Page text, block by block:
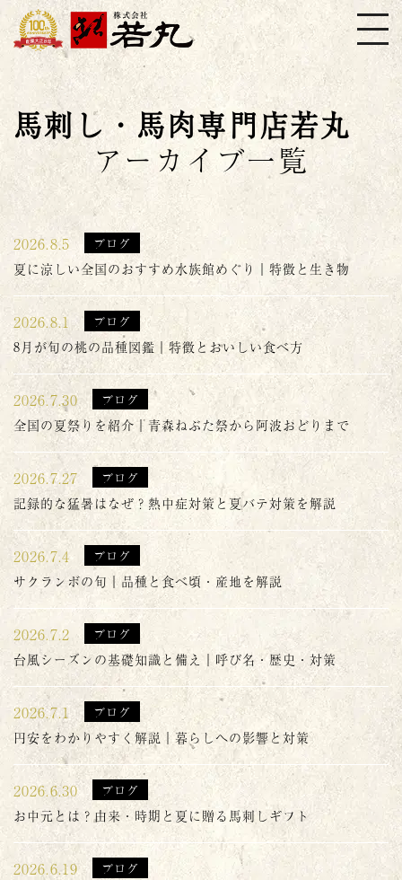
株式会社若丸
馬刺し・馬肉専門店若丸
アーカイブ一覧
2026.8.5 ブログ
夏に涼しい全国のおすすめ水族館めぐり｜特徴と生き物
2026.8.1 ブログ
8月が旬の桃の品種図鑑｜特徴とおいしい食べ方
2026.7.30 ブログ
全国の夏祭りを紹介｜青森ねぶた祭から阿波おどりまで
2026.7.27 ブログ
記録的な猛暑はなぜ？熱中症対策と夏バテ対策を解説
2026.7.4 ブログ
サクランボの旬｜品種と食べ頃・産地を解説
2026.7.2 ブログ
台風シーズンの基礎知識と備え｜呼び名・歴史・対策
2026.7.1 ブログ
円安をわかりやすく解説｜暮らしへの影響と対策
2026.6.30 ブログ
お中元とは？由来・時期と夏に贈る馬刺しギフト
2026.6.19 ブログ